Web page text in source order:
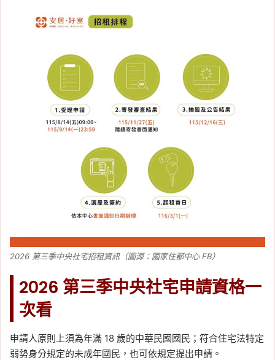
2026 第三季中央社宅招租資訊（圖源：國家住都中心 FB）
2026 第三季中央社宅申請資格一
次看
申請人原則上須為年滿 18 歲的中華民國國民；符合住宅法特定
弱勢身分規定的未成年國民，也可依規定提出申請。